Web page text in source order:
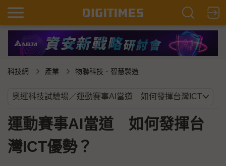
科技網 產業 物聯科技．智慧製造
運動賽事AI當道 如何發揮台
灣ICT優勢？